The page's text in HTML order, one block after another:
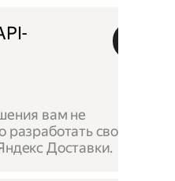
вам не
своё —
Доставки.